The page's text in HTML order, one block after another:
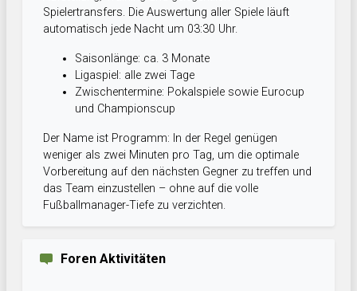
Spielertransfers. Die Auswertung aller Spiele läuft
automatisch jede Nacht um 03:30 Uhr.
Saisonlänge: ca. 3 Monate
Ligaspiel: alle zwei Tage
Zwischentermine: Pokalspiele sowie Eurocup
und Championscup
Der Name ist Programm: In der Regel genügen
weniger als zwei Minuten pro Tag, um die optimale
Vorbereitung auf den nächsten Gegner zu treffen und
das Team einzustellen – ohne auf die volle
Fußballmanager-Tiefe zu verzichten.
Foren Aktivitäten